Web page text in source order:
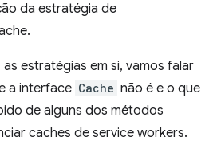
da estratégia de
estratégias em si, vamos falar
a interface Cache não é e o que
de alguns dos métodos
caches de service workers.